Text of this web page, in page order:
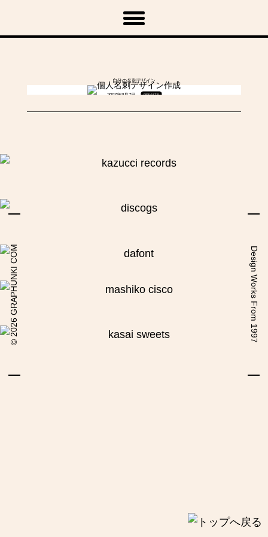
自分の名刺デザイン
2007年8月7日 PRIVATE
Design Works From 1997
©
2026 GRAPHUNKI COM